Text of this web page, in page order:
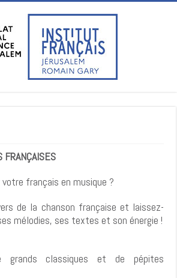
FRANÇAISES
français en musique ?
de la chanson française et laissez-
mélodies, ses textes et son énergie !
grands classiques et de pépites